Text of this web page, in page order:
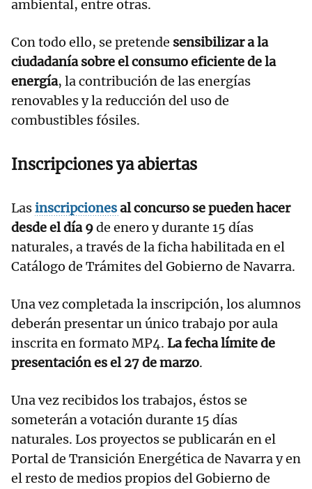
ambiental, entre otras.
Con todo ello, se pretende sensibilizar a la
ciudadanía sobre el consumo eficiente de la
energía, la contribución de las energías
renovables y la reducción del uso de
combustibles fósiles.
Inscripciones ya abiertas
Lasinscripcionesal concurso se pueden hacer
desde el día 9de enero y durante 15 días
naturales, a través de la ficha habilitada en el
Catálogo de Trámites del Gobierno de Navarra.
Una vez completada la inscripción, los alumnos
deberán presentar un único trabajo por aula
inscrita en formato MP4. La fecha límite de
presentación es el 27 de marzo.
Una vez recibidos los trabajos, éstos se
someterán a votación durante 15 días
naturales. Los proyectos se publicarán en el
Portal de Transición Energética de Navarra y en
el resto de medios propios del Gobierno de